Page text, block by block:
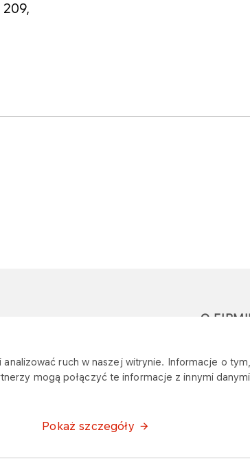
ruch w naszej witrynie. Informacje o
mogą połączyć te informacje z innymi danymi
Pokaż szczegóły
reklamację
O